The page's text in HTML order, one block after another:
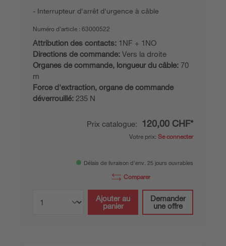
Interrupteur d'arrêt d'urgence à câble
Numéro d’article : 63000522
Attribution des contacts: 1NF + 1NO
Directions de commande: Vers la droite
Organes de commande, longueur du câble: 70
m
Force d'extraction, organe de commande
déverrouillé: 235 N
Prix catalogue: 120,00 CHF*
Votre prix: Se connecter
Délais de livraison d'env. 25 jours ouvrables
Comparer
Ajouter au
panier
Demander
une offre